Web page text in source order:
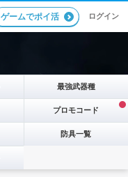
ゲームでポイ活 ログイン
最強武器種
プロモコード
防具一覧